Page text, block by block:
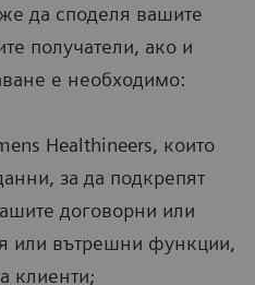
да споделя вашите
получатели, ако и
е необходимо:
Healthineers, които
за да подкрепят
договорни или
или вътрешни функции,
клиенти;